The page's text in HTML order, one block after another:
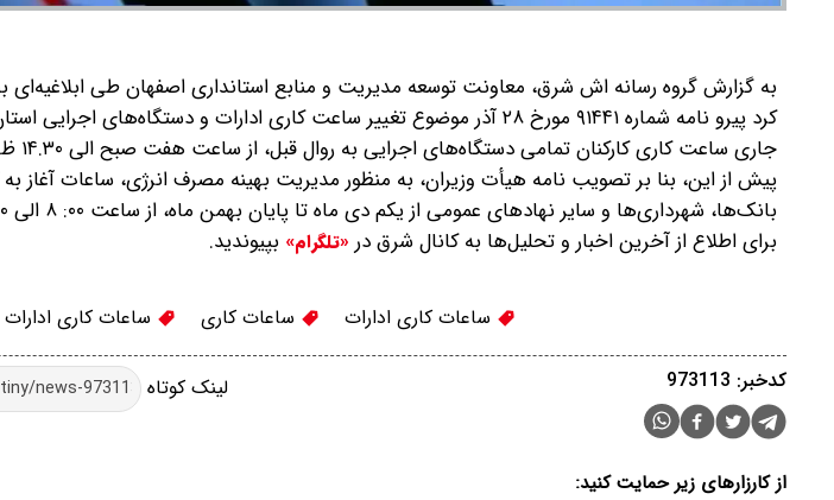
به گزارش گروه رسانه اش شرق، معاونت توسعه مدیریت و منابع استانداری اصفهان طی ابلاغیه‌ای
کرد پیرو نامه شماره ۹۱۴۴۱ مورخ ۲۸ آذر موضوع تغییر ساعت کاری ادارات و
جاری ساعت کاری کارکنان تمامی دستگاه‌های اجرایی به روال قبل، از ساعت هفت صبح الی ۱۴.۳۰ ظهر بر می‌گردد.
پیش از این، بنا بر تصویب نامه هیأت وزیران، به منظور مدیریت بهینه مصرف انرژی، ساعات آغاز
بانک‌ها، شهرداری‌ها و سایر نهادهای عمومی از یکم دی ماه تا پایان بهمن ماه، از ساعت ۰۰: ۸ الی ۱۴:۰۰ مصوب شده بود.
برای اطلاع از آخرین اخبار و تحلیل‌ها به کانال شرق در «تلگرام» بپیوندید.
ساعات کاری ادارات ساعات کاری ساعات کاری
لینک کوتاه کدخبر: 973113
از کارزارهای زیر حمایت کنید: